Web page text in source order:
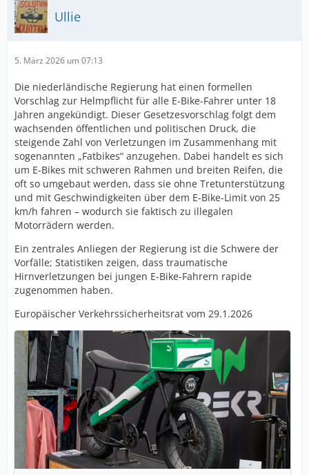
Ullie
5. März 2026 um 07:13
Die niederländische Regierung hat einen formellen
Vorschlag zur Helmpflicht für alle E-Bike-Fahrer unter 18
Jahren angekündigt. Dieser Gesetzesvorschlag folgt dem
wachsenden öffentlichen und politischen Druck, die
steigende Zahl von Verletzungen im Zusammenhang mit
sogenannten „Fatbikes“ anzugehen. Dabei handelt es sich
um E-Bikes mit schweren Rahmen und breiten Reifen, die
oft so umgebaut werden, dass sie ohne Tretunterstützung
und mit Geschwindigkeiten über dem E-Bike-Limit von 25
km/h fahren – wodurch sie faktisch zu illegalen
Motorrädern werden.
Ein zentrales Anliegen der Regierung ist die Schwere der
Vorfälle; Statistiken zeigen, dass traumatische
Hirnverletzungen bei jungen E-Bike-Fahrern rapide
zugenommen haben.
Europäischer Verkehrssicherheitsrat vom 29.1.2026